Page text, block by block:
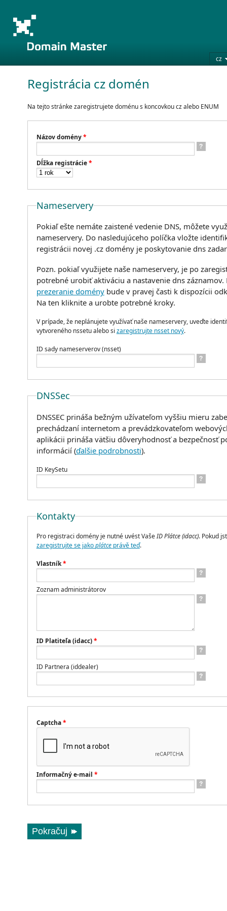
cz
Registrácia cz domén
Na tejto stránke zaregistrujete doménu s koncovkou cz alebo ENUM
Názov domény*
?
Dĺžka registrácie*
Pokiaľ ešte nemáte zaistené vedenie DNS, môžete
nameservery. Do nasledujúceho políčka vložte
registrácii novej .cz domény je poskytovanie dns
Pozn. pokiaľ využijete naše nameservery, je po
potrebné urobiť aktiváciu a nastavenie dns záznamov.
prezeranie doménybude v pravej časti k dispozícii
Na ten kliknite a urobte potrebné kroky.
V prípade, že neplánujete využívať naše nameservery, uveďte
vytvoreného nssetu alebo si zaregistrujte nsset nový.
Nameservery
ID sady nameserverov (nsset)
?
DNSSec
DNSSEC prináša bežným užívateľom vyššiu mieru
prechádzaní internetom a prevádzkovateľom
aplikácii prináša vätšiu dôveryhodnosť a bezpečnosť
informácií (ďalšie podrobnosti).
ID KeySetu
?
Kontakty
Pro registraci domény je nutné uvést VašeID Plátce (idacc). Pokud
zaregistrujte se jakoplátceprávě teď.
Vlastník*
?
Zoznam administrátorov
?
ID Platiteľa (idacc)*
?
ID Partnera (iddealer)
?
Captcha*
Informačný e-mail *
?
Pokračuj